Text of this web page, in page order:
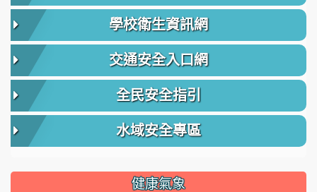
學校衛生資訊網
交通安全入口網
全民安全指引
水域安全專區
健康氣象